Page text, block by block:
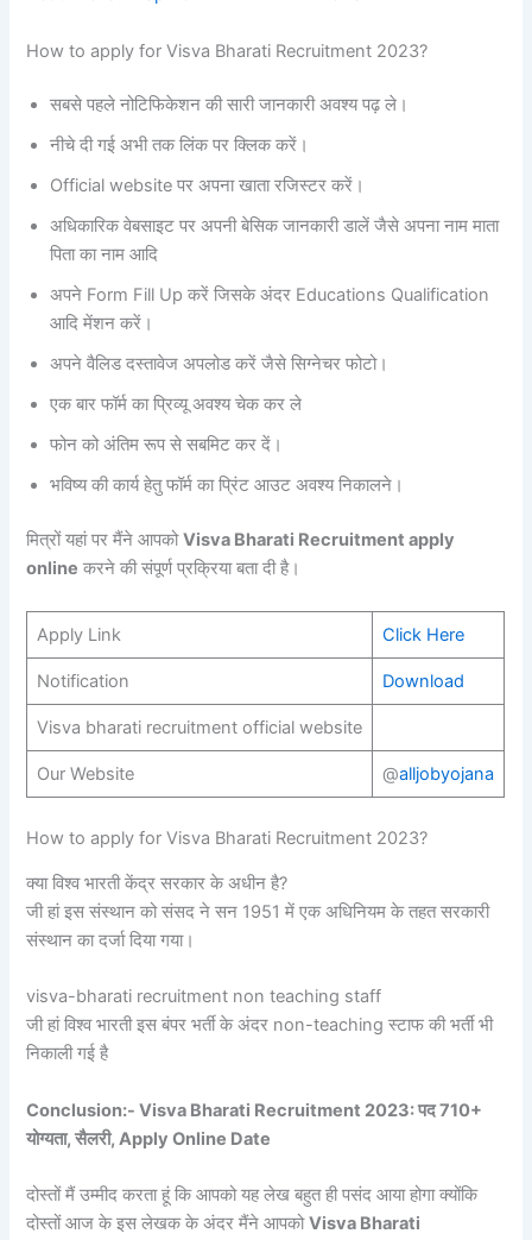
How to apply for Visva Bharati Recruitment 2023?
सबसे पहले नोटिफिकेशन की सारी जानकारी अवश्य पढ़ ले।
नीचे दी गई अभी तक लिंक पर क्लिक करें।
Official website पर अपना खाता रजिस्टर करें।
अधिकारिक वेबसाइट पर अपनी बेसिक जानकारी डालें जैसे अपना नाम माता
पिता का नाम आदि
अपने Form Fill Up करें जिसके अंदर Educations Qualification
आदि मेंशन करें।
अपने वैलिड दस्तावेज अपलोड करें जैसे सिग्नेचर फोटो।
एक बार फॉर्म का प्रिव्यू अवश्य चेक कर ले
फोन को अंतिम रूप से सबमिट कर दें।
भविष्य की कार्य हेतु फॉर्म का प्रिंट आउट अवश्य निकालने।
मित्रों यहां पर मैंने आपकोVisva Bharati Recruitment apply
online करने की संपूर्ण प्रक्रिया बता दी है।
Apply Link Click Here
Notification Download
Visva bharati recruitment official website
Our Website @alljobyojana
How to apply for Visva Bharati Recruitment 2023?
क्या विश्व भारती केंद्र सरकार के अधीन है?
जी हां इस संस्थान को संसद ने सन 1951 में एक अधिनियम के तहत सरकारी
संस्थान का दर्जा दिया गया।
visva-bharati recruitment non teaching staff
जी हां विश्व भारती इस बंपर भर्ती के अंदर non-teaching स्टाफ की भर्ती भी
निकाली गई है
Conclusion:- Visva Bharati Recruitment 2023: पद 710+
योग्यता, सैलरी, Apply Online Date
दोस्तों मैं उम्मीद करता हूं कि आपको यह लेख बहुत ही पसंद आया होगा क्योंकि
दोस्तों आज के इस लेखक के अंदर मैंने आपकोVisva Bharati